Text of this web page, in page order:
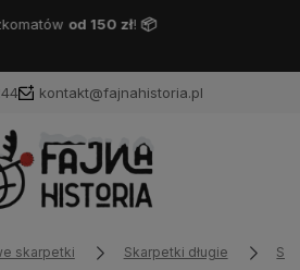
DPD Pickupod 150 zł
kontakt@fajnahistoria.pl
skarpetki Skarpetki długie